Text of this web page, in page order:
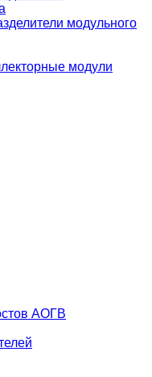
модульного
модули
АОГВ